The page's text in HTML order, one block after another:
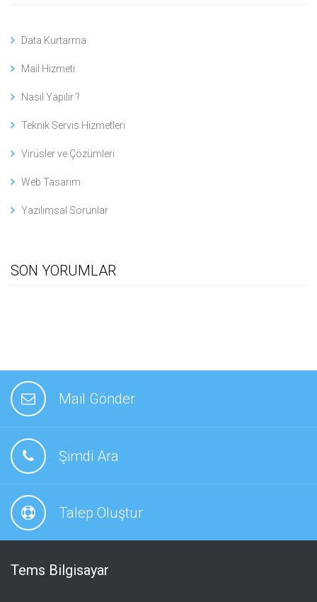
Data Kurtarma
Mail Hizmeti
Nasıl Yapılır ?
Teknik Servis Hizmetleri
Virüsler ve Çözümleri
Web Tasarım
Yazılımsal Sorunlar
SON YORUMLAR
Mail Gönder
Şimdi Ara
Talep Oluştur
Tems Bilgisayar